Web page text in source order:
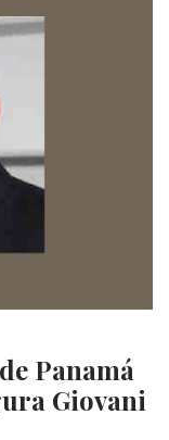
Panamá
Giovani